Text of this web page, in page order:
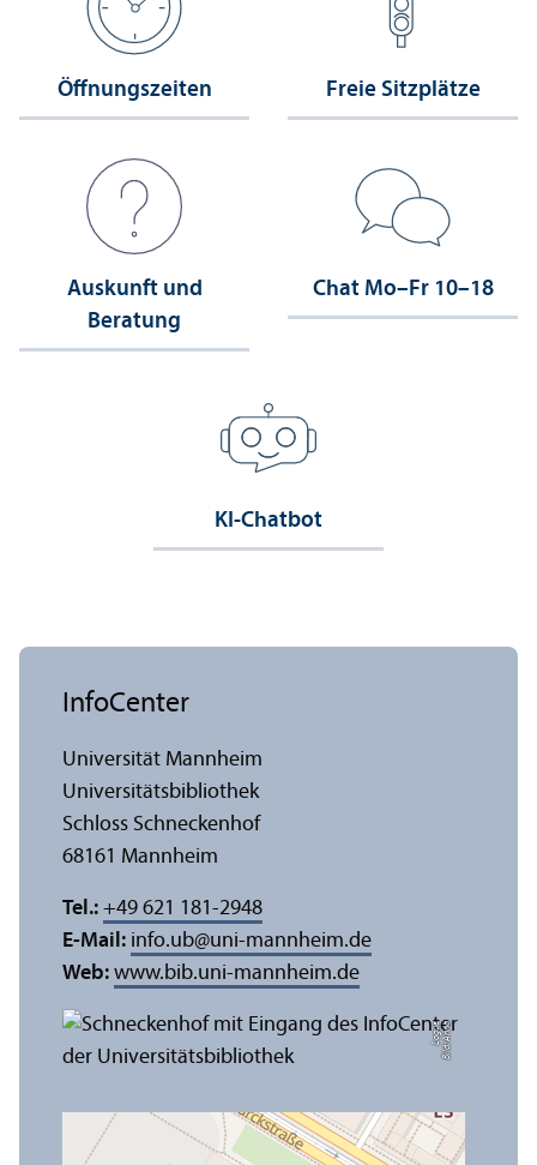
Öffnungs­zeiten Freie Sitzplätze
Auskunft und
Beratung
Chat Mo–Fr 10–18
KI-Chatbot
Bil
d:
A
n
n
a
L
o
g
u
e
InfoCenter
Universität Mannheim
Universitäts­bibliothek
Schloss Schneckenhof
68161 Mannheim
Tel.: +49 621 181-2948
E-Mail: info.ub@uni-mannheim.de
Web: www.bib.uni-mannheim.de